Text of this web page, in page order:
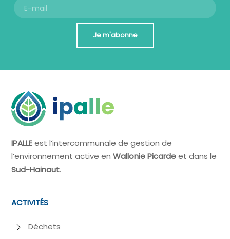
Je m'abonne
IPALLEest l’intercommunale de gestion de
l’environnement active enWallonie Picardeet dans le
Sud-Hainaut.
ACTIVITÉS
Déchets